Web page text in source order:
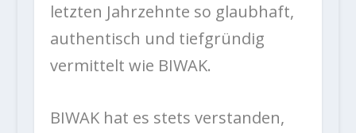
letzten Jahrzehnte so glaubhaft,
authentisch und tiefgründig
vermittelt wie BIWAK.
BIWAK hat es stets verstanden,